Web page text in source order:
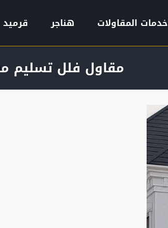
خدمات المقاولات هناجر قرميد
مقاول فلل تسليم